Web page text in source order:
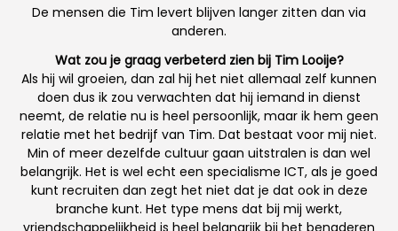
De mensen die Tim levert blijven langer zitten dan via
anderen.
Wat zou je graag verbeterd zien bij Tim Looije?
Als hij wil groeien, dan zal hij het niet allemaal zelf kunnen
doen dus ik zou verwachten dat hij iemand in dienst
neemt, de relatie nu is heel persoonlijk, maar ik hem geen
relatie met het bedrijf van Tim. Dat bestaat voor mij niet.
Min of meer dezelfde cultuur gaan uitstralen is dan wel
belangrijk. Het is wel echt een specialisme ICT, als je goed
kunt recruiten dan zegt het niet dat je dat ook in deze
branche kunt. Het type mens dat bij mij werkt,
vriendschappelijkheid is heel belangrijk bij het benaderen